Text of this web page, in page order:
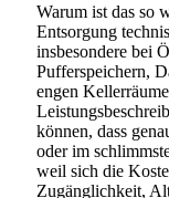
Warum ist das so
Entsorgung
insbesondere bei
Pufferspeichern,
engen
können, dass
oder im
weil sich die
Zugänglichkeit,